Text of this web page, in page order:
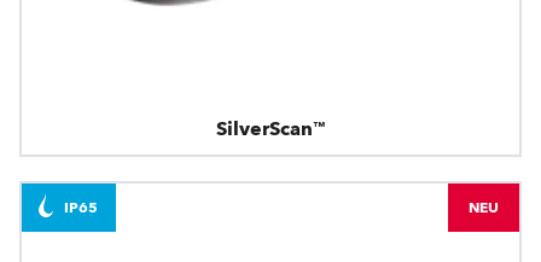
SilverScan™
IP65 NEU